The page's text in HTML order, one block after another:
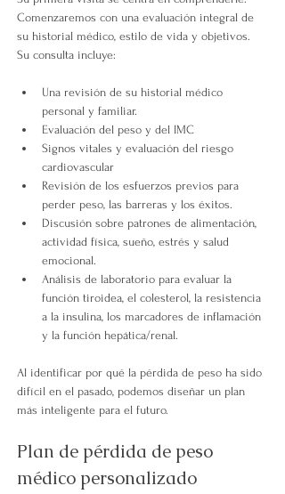
Comenzaremos con una evaluación integral de
su historial médico, estilo de vida y objetivos.
Su consulta incluye:
Una revisión de su historial médico
personal y familiar.
Evaluación del peso y del IMC
Signos vitales y evaluación del riesgo
cardiovascular
Revisión de los esfuerzos previos para
perder peso, las barreras y los éxitos.
Discusión sobre patrones de alimentación,
actividad física, sueño, estrés y salud
emocional.
Análisis de laboratorio para evaluar la
función tiroidea, el colesterol, la resistencia
a la insulina, los marcadores de inflamación
y la función hepática/renal.
Al identificar por qué la pérdida de peso ha sido
difícil en el pasado, podemos diseñar un plan
más inteligente para el futuro.
Plan de pérdida de peso
médico personalizado